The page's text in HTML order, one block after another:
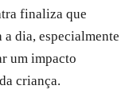
finaliza que
a dia, especialmente
um impacto
criança.